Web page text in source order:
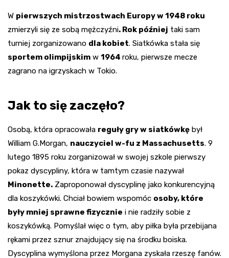
W pierwszych mistrzostwach Europy w 1948 roku
zmierzyli się ze sobą mężczyźni. Rok później taki sam
turniej zorganizowano dla kobiet. Siatkówka stała się
sportem olimpijskim w 1964 roku, pierwsze mecze
zagrano na igrzyskach w Tokio.
Jak to się zaczęło?
Osobą, która opracowała reguły gry w siatkówkę był
William G.Morgan, nauczyciel w-fu z Massachusetts. 9
lutego 1895 roku zorganizował w swojej szkole pierwszy
pokaz dyscypliny, która w tamtym czasie nazywał
Minonette. Zaproponował dyscyplinę jako konkurencyjną
dla koszykówki. Chciał bowiem wspomóc osoby, które
były mniej sprawne fizycznie i nie radziły sobie z
koszykówką. Pomyślał więc o tym, aby piłka była przebijana
rękami przez sznur znajdujący się na środku boiska.
Dyscyplina wymyślona przez Morgana zyskała rzeszę fanów.